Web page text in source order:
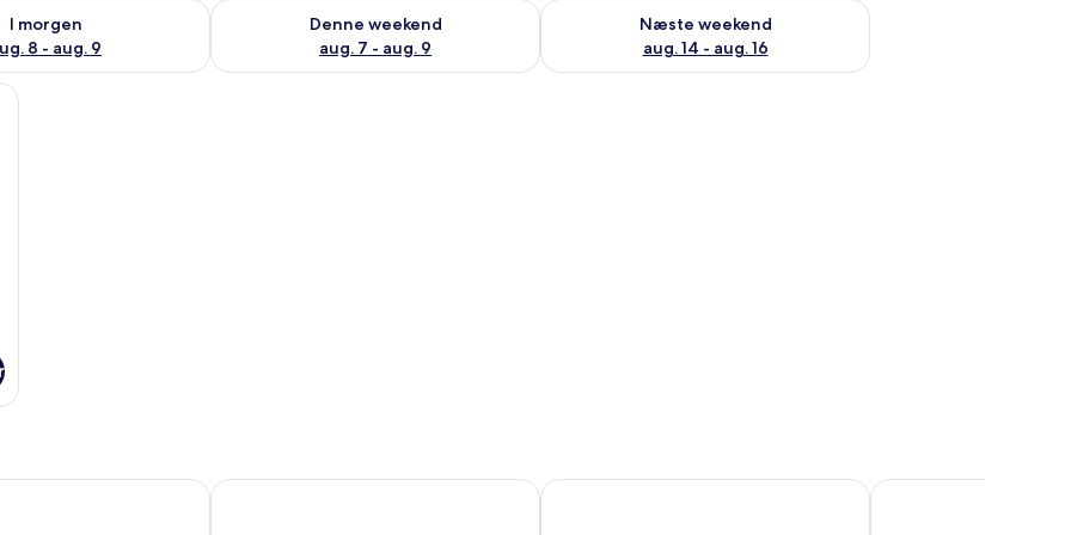
I morgen
8 - aug. 9
for i morgen aug. 8 - aug. 9
Denne weekend
aug. 7 - aug. 9
Tjek tilgængelighed for denne weekend aug. 7 - aug. 9
Næste weekend
aug. 14 - aug. 16
Tjek tilgængelighed for næste weekend aug. 14 - aug. 16
| Arbejdsområde til bærbare computere, strygejern/strygebræt, gratis Wi-Fi
Motel del Bosque Hotel San Juan Inn Hotel Jardin